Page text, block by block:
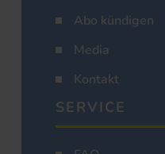
Abo kündigen
Media
Kontakt
SERVICE